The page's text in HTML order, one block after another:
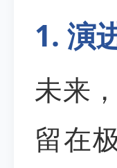
1. 演
未来
留在